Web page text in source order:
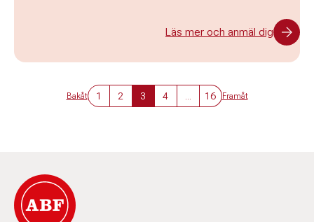
Läs mer och anmäl dig
Bakåt 1 2 3 4 16 Framåt